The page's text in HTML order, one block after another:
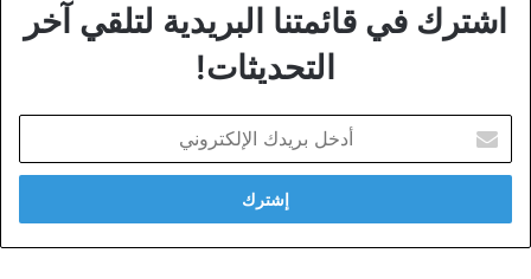
اشترك في قائمتنا البريدية لتلقي آخر
التحديثات!
بريدك
الإلكتروني